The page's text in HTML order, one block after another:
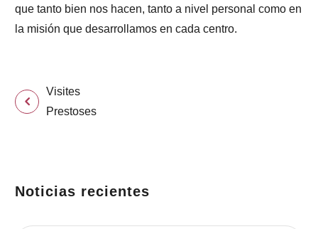
que tanto bien nos hacen, tanto a nivel personal como en
la misión que desarrollamos en cada centro.
Visites
Prestoses
Noticias recientes